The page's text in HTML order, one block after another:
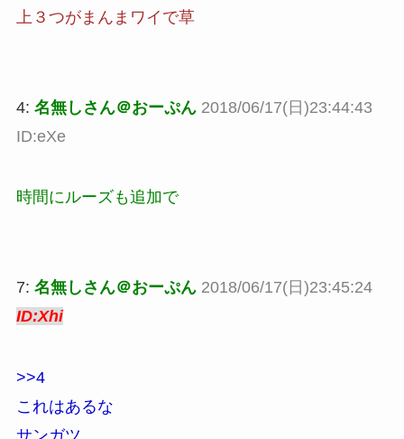
上３つがまんまワイで草
4: 名無しさん＠おーぷん 2018/06/17(日)23:44:43
ID:eXe
時間にルーズも追加で
7: 名無しさん＠おーぷん 2018/06/17(日)23:45:24
ID:Xhi
>>4
これはあるな